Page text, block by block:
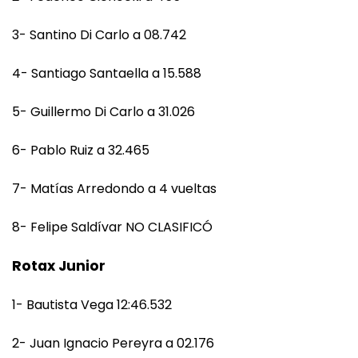
3- Santino Di Carlo a 08.742
4- Santiago Santaella a 15.588
5- Guillermo Di Carlo a 31.026
6- Pablo Ruiz a 32.465
7- Matías Arredondo a 4 vueltas
8- Felipe Saldívar NO CLASIFICÓ
Rotax Junior
1- Bautista Vega 12:46.532
2- Juan Ignacio Pereyra a 02.176